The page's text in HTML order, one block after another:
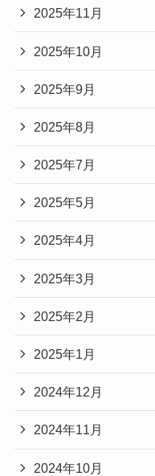
2025年11月
2025年10月
2025年9月
2025年8月
2025年7月
2025年5月
2025年4月
2025年3月
2025年2月
2025年1月
2024年12月
2024年11月
2024年10月